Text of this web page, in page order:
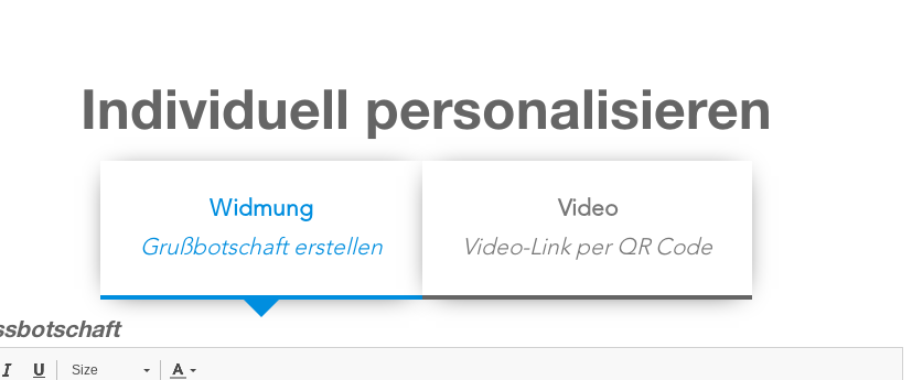
Individuell personalisieren
Widmung
Grußbotschaft erstellen
Video
Video-Link per QR Code
Size